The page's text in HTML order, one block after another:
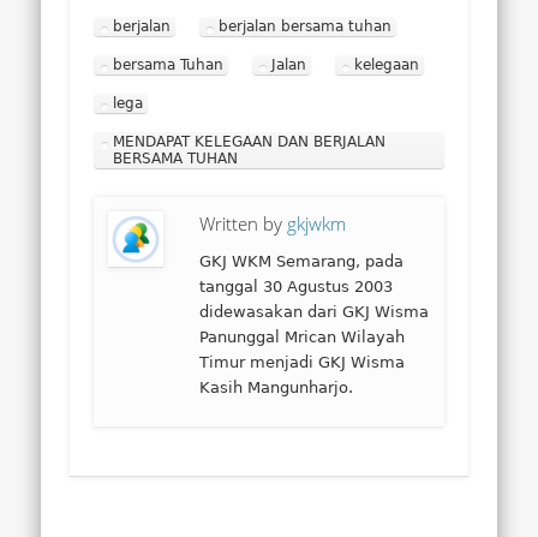
berjalan berjalan bersama tuhan
bersama Tuhan Jalan kelegaan
lega
MENDAPAT KELEGAAN DAN BERJALAN
BERSAMA TUHAN
Written by gkjwkm
GKJ WKM Semarang, pada
tanggal 30 Agustus 2003
didewasakan dari GKJ Wisma
Panunggal Mrican Wilayah
Timur menjadi GKJ Wisma
Kasih Mangunharjo.